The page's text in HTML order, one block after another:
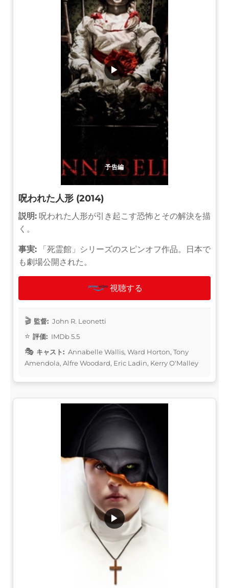
予告編
▶
呪われた人形 (2014)
説明: 呪われた人形が引き起こす恐怖とその解決を描
く。
事実: 「死霊館」シリーズのスピンオフ作品。日本で
も劇場公開された。
視聴する
監督: John R. Leonetti
評価: IMDb 5.5
キャスト: Annabelle Wallis, Ward Horton, Tony
Amendola, Alfre Woodard, Eric Ladin, Kerry O'Malley
▶